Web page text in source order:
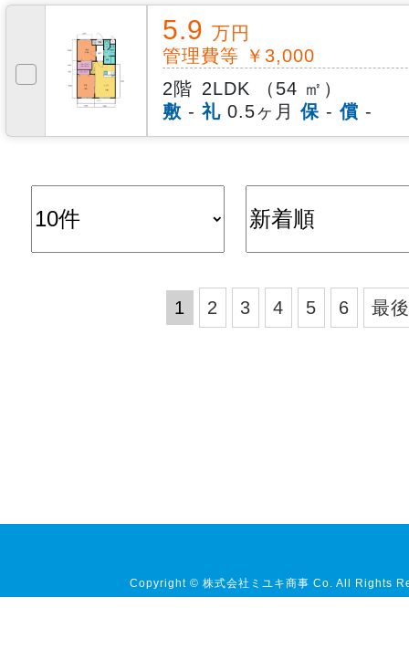
5.9万円
管理費等 ￥3,000
2階 2LDK （54 ㎡）
敷 - 礼 0.5ヶ月 保 - 償 -
1 2 3 4 5 6 最後
Copyright © 株式会社ミユキ商事 Co. All Rights